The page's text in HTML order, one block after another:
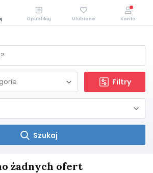
Filtry
Szukaj
żadnych ofert
Opublikuj Ulubione Konto